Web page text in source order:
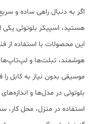
اگر به دنبال راهی ساده و
هستید، اسپیکر بلوتوثی
این محصولات با استفاده از
هوشمند، تبلت‌ها و
موسیقی بدون نیاز به کابل
بلوتوثی در مدل‌ها و
استفاده در منزل، محل کار،